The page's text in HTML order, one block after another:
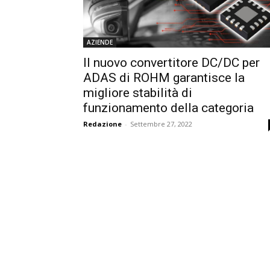
AZIENDE
Il nuovo convertitore DC/DC per
ADAS di ROHM garantisce la
migliore stabilità di
funzionamento della categoria
Redazione - Settembre 27, 2022